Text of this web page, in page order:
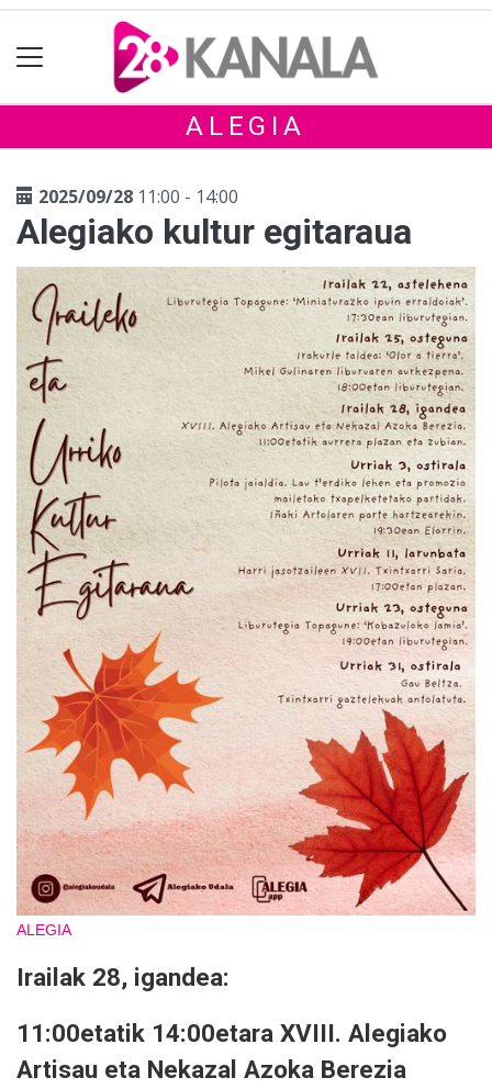
ALEGIA
2025/09/28 11:00 - 14:00
Alegiako kultur egitaraua
ALEGIA
Irailak 28, igandea:
11:00etatik 14:00etara XVIII. Alegiako
Artisau eta Nekazal Azoka Berezia